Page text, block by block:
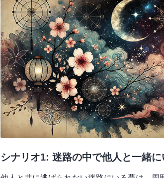
シナリオ1: 迷路の中で他人と一緒に